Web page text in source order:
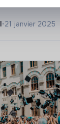
•21 janvier 2025